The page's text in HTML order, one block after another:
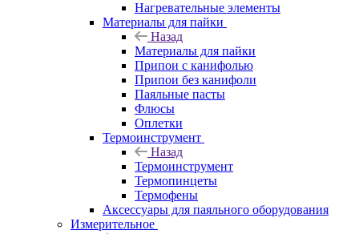
Нагревательные элементы
Материалы для пайки
Назад
Материалы для пайки
Припои с канифолью
Припои без канифоли
Паяльные пасты
Флюсы
Оплетки
Термоинструмент
Назад
Термоинструмент
Термопинцеты
Термофены
Аксессуары для паяльного оборудования
Измерительное